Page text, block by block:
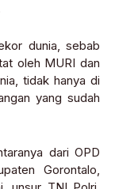
dunia, sebab
oleh MURI dan
tidak hanya di
yang sudah
dari OPD
Gorontalo,